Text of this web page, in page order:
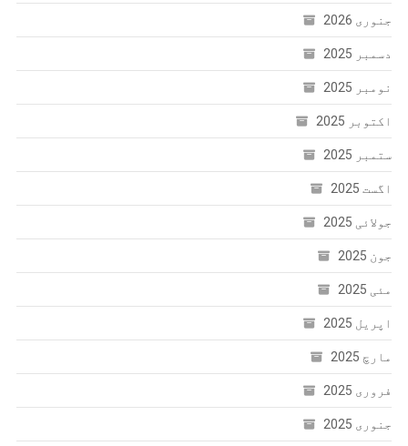
جنوری 2026
دسمبر 2025
نومبر 2025
اکتوبر 2025
ستمبر 2025
اگست 2025
جولائی 2025
جون 2025
مئی 2025
اپریل 2025
مارچ 2025
فروری 2025
جنوری 2025